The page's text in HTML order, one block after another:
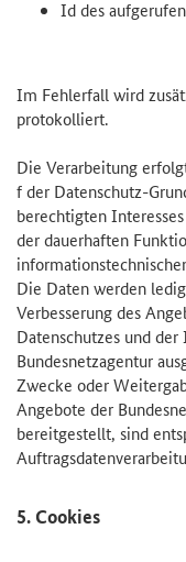
Id des
Im Fehlerfall wird
protokolliert.
Die Verarbeitung
f der Datenschutz-
berechtigten
der dauerhaften
Die Daten werden
Verbesserung des
Datenschutzes und
Bundesnetzagentur
Zwecke oder
Angebote der
bereitgestellt, sind
5. Cookies